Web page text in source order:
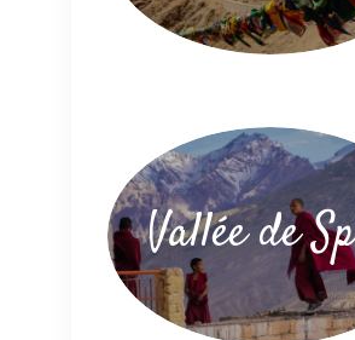
Vallée de